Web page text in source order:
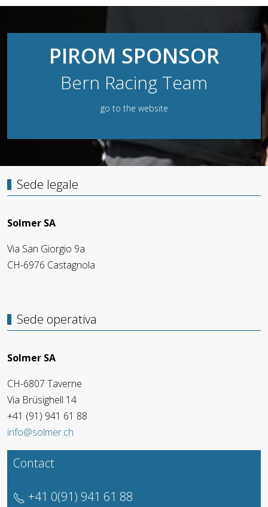
PIROM SPONSOR
Bern Racing Team
go to the website
Sede legale
Solmer SA
Via San Giorgio 9a
CH-6976 Castagnola
Sede operativa
Solmer SA
CH-6807 Taverne
Via Brüsighell 14
+41 (91) 941 61 88
info@solmer.ch
Contact
+41 0(91) 941 61 88